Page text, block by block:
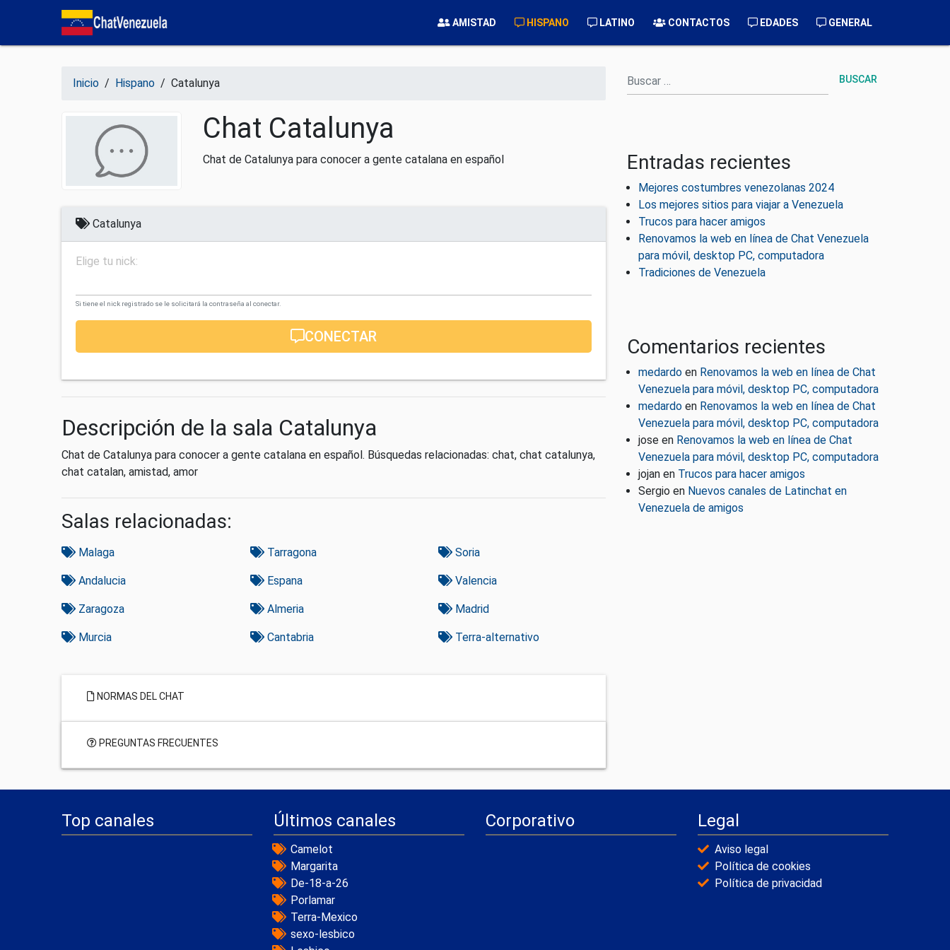
Salir del contenido
AMISTAD HISPANO LATINO CONTACTOS EDADES GENERAL
Inicio / Hispano / Catalunya
Chat Catalunya
Chat de Catalunya para conocer a gente catalana en español
Catalunya
Elige tu nick:
Si tiene el nick registrado se le solicitará la contraseña al conectar.
CONECTAR
Descripción de la sala Catalunya
Chat de Catalunya para conocer a gente catalana en español. Búsquedas relacionadas: chat, chat catalunya,
chat catalan, amistad, amor
Salas relacionadas:
Malaga Tarragona Soria
Andalucia Espana Valencia
Zaragoza Almeria Madrid
Murcia Cantabria Terra-alternativo
NORMAS DEL CHAT
PREGUNTAS FRECUENTES
Entradas recientes
Mejores costumbres venezolanas 2024
Los mejores sitios para viajar a Venezuela
Trucos para hacer amigos
Renovamos la web en línea de Chat Venezuela
para móvil, desktop PC, computadora
Tradiciones de Venezuela
Comentarios recientes
medardo en Renovamos la web en línea de Chat
Venezuela para móvil, desktop PC, computadora
medardo en Renovamos la web en línea de Chat
Venezuela para móvil, desktop PC, computadora
jose en Renovamos la web en línea de Chat
Venezuela para móvil, desktop PC, computadora
jojan en Trucos para hacer amigos
Sergio en Nuevos canales de Latinchat en
Venezuela de amigos
Top canales Últimos canales
Camelot
Margarita
De-18-a-26
Porlamar
Terra-Mexico
sexo-lesbico
Corporativo Legal
Aviso legal
Política de cookies
Política de privacidad